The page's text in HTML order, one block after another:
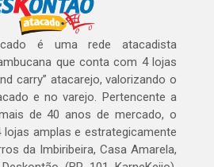
é uma rede atacadista
que conta com 4 lojas
carry” atacarejo, valorizando o
e no varejo. Pertencente a
de 40 anos de mercado, o
amplas e estrategicamente
da Imbiribeira, Casa Amarela,